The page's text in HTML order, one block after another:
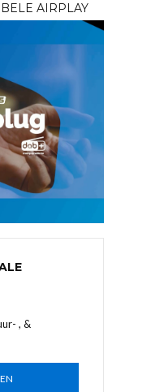
AIRPLAY
, &